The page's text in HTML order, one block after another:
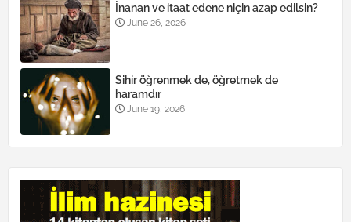
İnanan ve itaat edene niçin azap edilsin?
June 26, 2026
Sihir öğrenmek de, öğretmek de
haramdır
June 19, 2026